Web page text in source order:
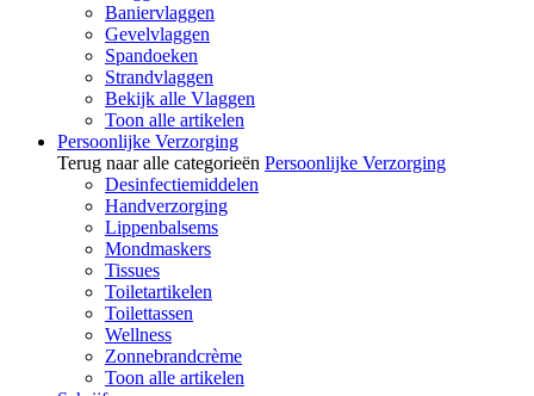
Baniervlaggen
Gevelvlaggen
Spandoeken
Strandvlaggen
Bekijk alle Vlaggen
Toon alle artikelen
Persoonlijke Verzorging
Terug naar alle categorieën Persoonlijke Verzorging
Desinfectiemiddelen
Handverzorging
Lippenbalsems
Mondmaskers
Tissues
Toiletartikelen
Toilettassen
Wellness
Zonnebrandcrème
Toon alle artikelen